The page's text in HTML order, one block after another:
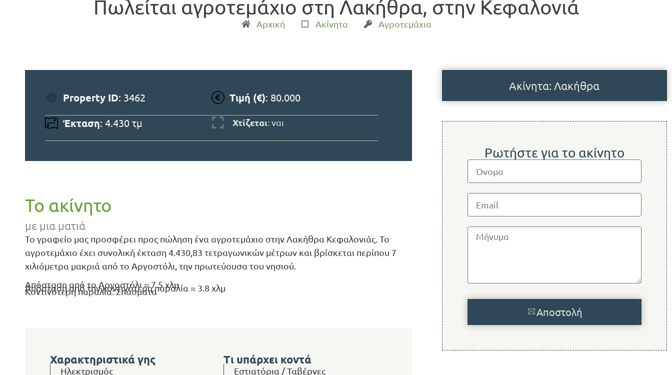
Πωλείται αγροτεμάχιο στη Λακήθρα, στην Κεφαλονιά
Αρχική Ακίνητα Αγροτεμάχια
Property ID: 3462 Τιμή (€): 80.000
Έκταση: 4.430 τμ Χτίζεται: ναι
Το ακίνητο
με μια ματιά
Το γραφείο μας προσφέρει προς πώληση ένα αγροτεμάχιο στην Λακήθρα Κεφαλονιάς. Το
αγροτεμάχιο έχει συνολική έκταση 4.430,83 τετραγωνικών μέτρων και βρίσκεται περίπου 7
χιλιόμετρα μακριά από το Αργοστόλι, την πρωτεύουσα του νησιού.
Απόσταση από το Αργοστόλι ≈ 7.5 χλμ
Απόσταση από την κοντινότερη παραλία ≈ 3.8 χλμ
Κοντινότερη παραλία: Σπάσματα
Χαρακτηριστικά γης
Ηλεκτρισμός
Τι υπάρχει κοντά
Εστιατόρια / Ταβέρνες
Ακίνητα: Λακήθρα
Ρωτήστε για το ακίνητο
Αποστολή